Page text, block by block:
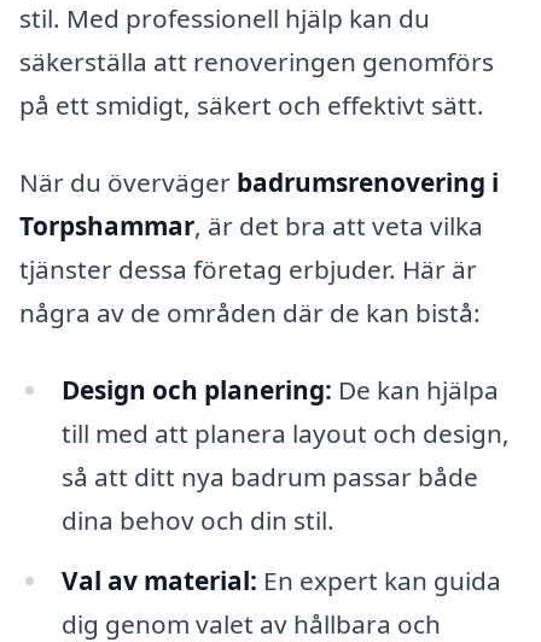
stil. Med professionell hjälp kan du
säkerställa att renoveringen genomförs
på ett smidigt, säkert och effektivt sätt.
När du överväger badrumsrenovering i
Torpshammar, är det bra att veta vilka
tjänster dessa företag erbjuder. Här är
några av de områden där de kan bistå:
Design och planering: De kan hjälpa
till med att planera layout och design,
så att ditt nya badrum passar både
dina behov och din stil.
Val av material: En expert kan guida
dig genom valet av hållbara och